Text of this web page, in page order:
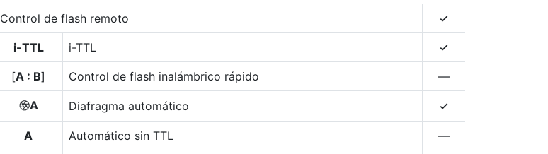
Control de flash remoto 4
i-TTL i-TTL 4
[A : B] Control de flash inalámbrico rápido —
qA Diafragma automático 4
A Automático sin TTL —